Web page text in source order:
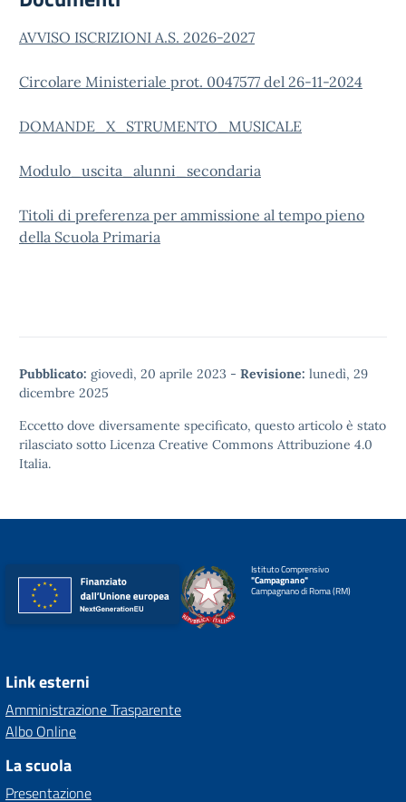
AVVISO ISCRIZIONI A.S. 2026-2027
Circolare Ministeriale prot. 0047577 del 26-11-2024
DOMANDE_X_STRUMENTO_MUSICALE
Modulo_uscita_alunni_secondaria
Titoli di preferenza per ammissione al tempo pieno
della Scuola Primaria
Pubblicato: giovedì, 20 aprile 2023 - Revisione: lunedì, 29
dicembre 2025
Eccetto dove diversamente specificato, questo articolo è stato
rilasciato sotto Licenza Creative Commons Attribuzione 4.0
Italia.
Istituto Comprensivo
"Campagnano"
Campagnano di Roma (RM)
Link esterni
Amministrazione Trasparente
Albo Online
La scuola
Presentazione